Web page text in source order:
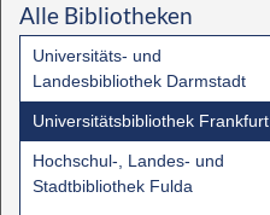
Alle Bibliotheken
Universitäts- und
Landesbibliothek Darmstadt
Universitätsbibliothek Frankfurt
Hochschul-, Landes- und
Stadtbibliothek Fulda